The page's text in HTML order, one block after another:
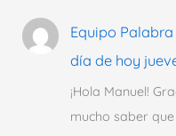
Equipo
día de hoy
¡Hola Manuel!
mucho saber